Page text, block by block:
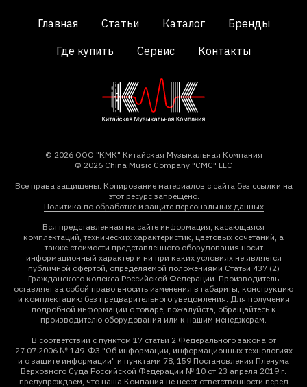
Главная Статьи Каталог
Бренды
Где купить
Сервис Контакты
© 2026 ООО "КМК" Китайская Музыкальная Компания
© 2026 China Music Company "CMC" LLC
Все права защищены. Копирование материалов с сайта без ссылки на
этот ресурс запрещено.
Политика по обработке и защите персональных данных
Вся представленная на сайте информация, касающаяся
комплектаций, технических характеристик, цветовых сочетаний, а
также стоимости представленного оборудования носит
информационный характер и ни при каких условиях не является
публичной офертой, определяемой положениями Статьи 437 (2)
Гражданского кодекса Российской Федерации. Производитель
оставляет за собой право вносить изменения в габариты, конструкцию
и комплектацию без предварительного уведомления. Для получения
подробной информации о товаре, пожалуйста, обращайтесь к
производителю оборудования или к нашим менеджерам.
В соответствии с пунктом 17 статьи 2 Федерального закона от
27.07.2006 № 149-ФЗ "Об информации, информационных технологиях
и о защите информации" и пунктами 78, 159 Постановления Пленума
Верховного Суда Российской Федерации № 10 от 23 апреля 2019 г.
предупреждаем, что наша Компания не несет ответственности перед